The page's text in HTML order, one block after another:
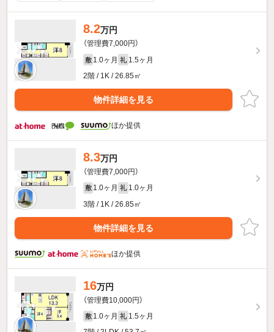
8.2万円
（管理費7,000円）
敷 1.0ヶ月 礼 1.5ヶ月
2階 / 1K / 26.85㎡
物件詳細を見る
ほか提供
8.3万円
（管理費7,000円）
敷 1.0ヶ月 礼 1.0ヶ月
3階 / 1K / 26.85㎡
物件詳細を見る
ほか提供
16万円
（管理費10,000円）
敷 1.0ヶ月 礼 1.5ヶ月